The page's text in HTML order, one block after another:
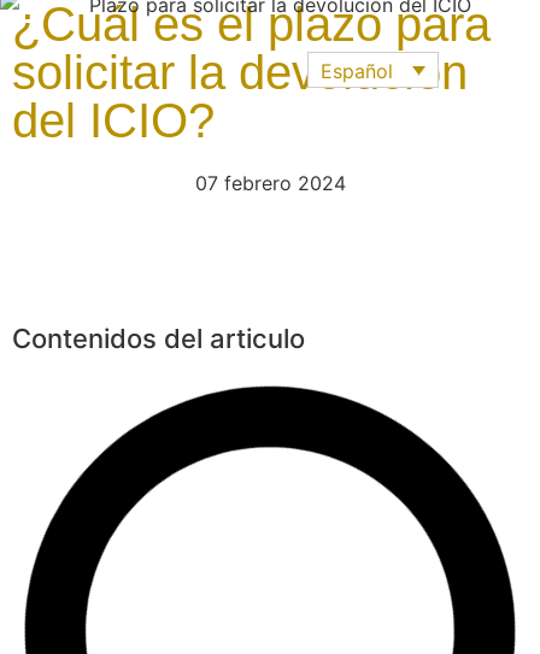
Español
¿Cuál es el plazo para
solicitar la devolución
del ICIO?
07 febrero 2024
Contenidos del articulo